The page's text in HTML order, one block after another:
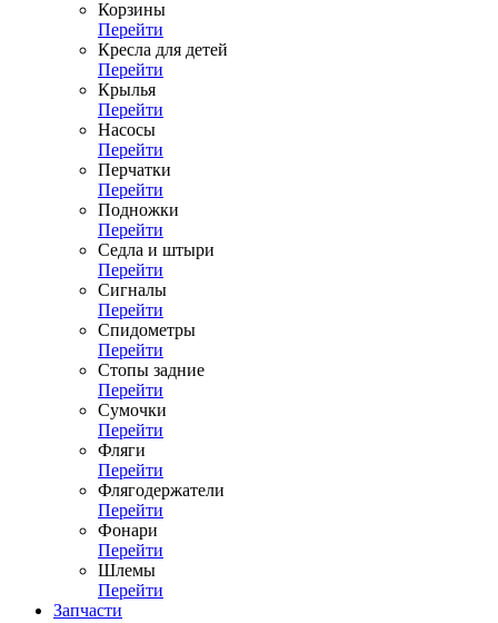
Корзины
Перейти
Кресла для детей
Перейти
Крылья
Перейти
Насосы
Перейти
Перчатки
Перейти
Подножки
Перейти
Седла и штыри
Перейти
Сигналы
Перейти
Спидометры
Перейти
Стопы задние
Перейти
Сумочки
Перейти
Фляги
Перейти
Флягодержатели
Перейти
Фонари
Перейти
Шлемы
Перейти
Запчасти